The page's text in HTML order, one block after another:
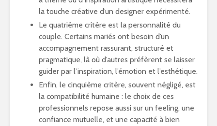
la touche créative d’un designer expérimenté.
Le quatrième critère est la personnalité du
couple. Certains mariés ont besoin d’un
accompagnement rassurant, structuré et
pragmatique, là où d’autres préfèrent se laisser
guider par l’inspiration, l’émotion et l’esthétique.
Enfin, le cinquième critère, souvent négligé, est
la compatibilité humaine : le choix de ces
professionnels repose aussi sur un feeling, une
confiance mutuelle, et une capacité à bien